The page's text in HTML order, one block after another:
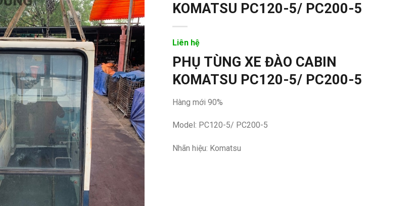
KOMATSU PC120-5/ PC200-5
Liên hệ
PHỤ TÙNG XE ĐÀO CABIN
KOMATSU PC120-5/ PC200-5
Hàng mới 90%
Model: PC120-5/ PC200-5
Nhãn hiệu: Komatsu